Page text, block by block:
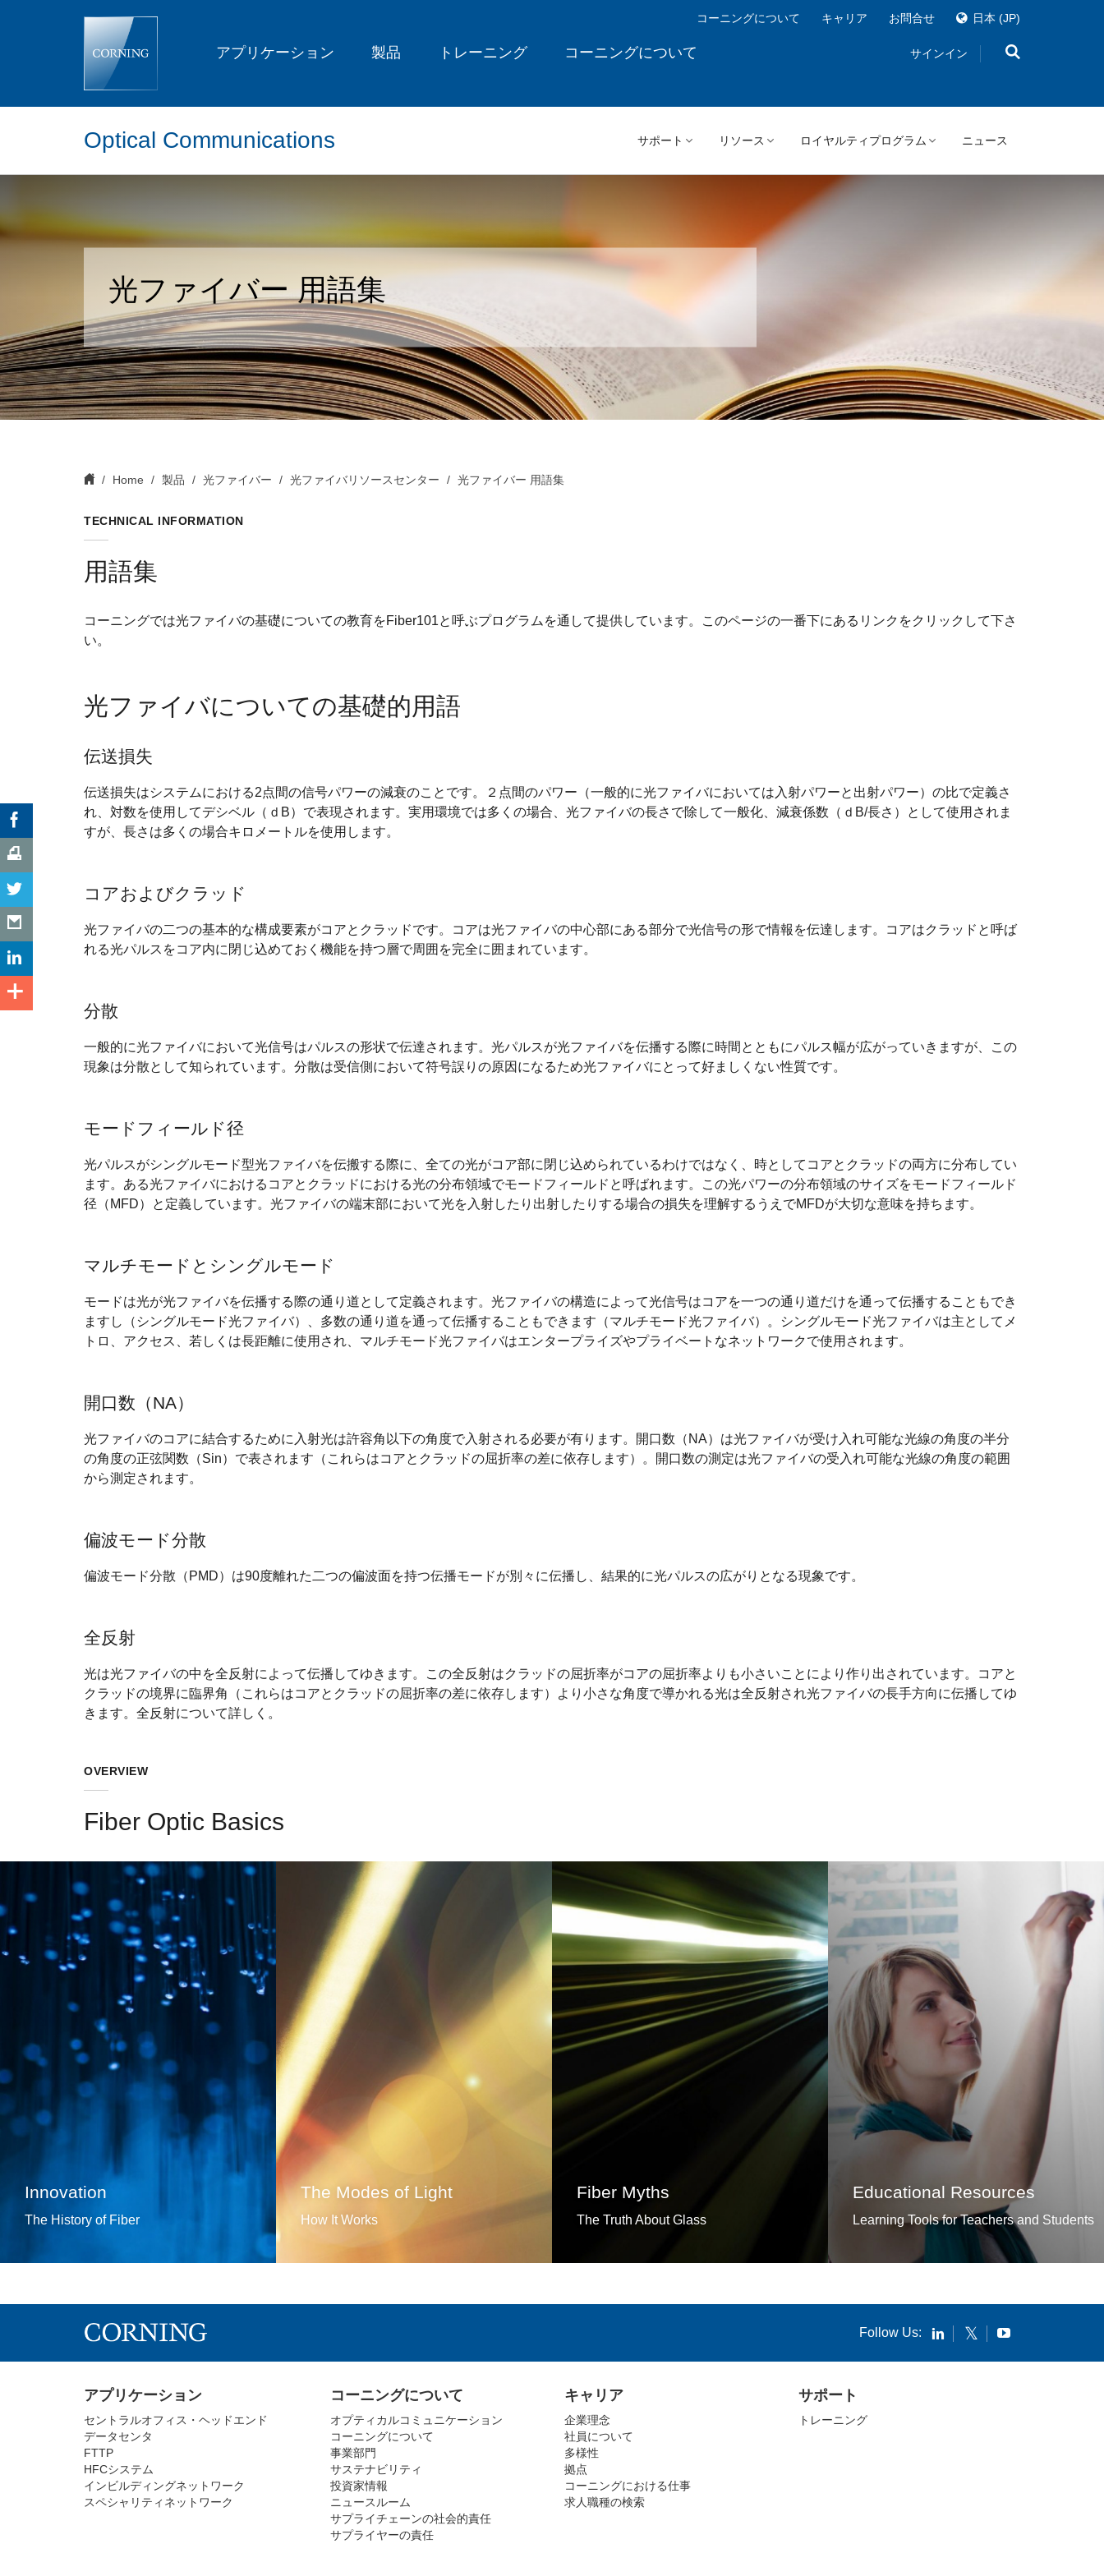
アプリケーション 製品 トレーニング コーニングについて
コーニングについて キャリア お問合せ 日本 (JP)
サインイン
Optical Communications サポート リソース ロイヤルティプログラム ニュース
光ファイバー 用語集
Home 製品 光ファイバー 光ファイバリソースセンター 光ファイバー 用語集
TECHNICAL INFORMATION
用語集
コーニングでは光ファイバの基礎についての教育をFiber101と呼ぶプログラムを通して提供しています。このページの一番下にあるリンクをクリックして下さ
い。
光ファイバについての基礎的用語
伝送損失
伝送損失はシステムにおける2点間の信号パワーの減衰のことです。２点間のパワー（一般的に光ファイバにおいては入射パワーと出射パワー）の比で定義さ
れ、対数を使用してデシベル（ｄB）で表現されます。実用環境では多くの場合、光ファイバの長さで除して一般化、減衰係数（ｄB/長さ）として使用されま
すが、長さは多くの場合キロメートルを使用します。
コアおよびクラッド
光ファイバの二つの基本的な構成要素がコアとクラッドです。コアは光ファイバの中心部にある部分で光信号の形で情報を伝達します。コアはクラッドと呼ば
れる光パルスをコア内に閉じ込めておく機能を持つ層で周囲を完全に囲まれています。
分散
一般的に光ファイバにおいて光信号はパルスの形状で伝達されます。光パルスが光ファイバを伝播する際に時間とともにパルス幅が広がっていきますが、この
現象は分散として知られています。分散は受信側において符号誤りの原因になるため光ファイバにとって好ましくない性質です。
モードフィールド径
光パルスがシングルモード型光ファイバを伝搬する際に、全ての光がコア部に閉じ込められているわけではなく、時としてコアとクラッドの両方に分布してい
ます。ある光ファイバにおけるコアとクラッドにおける光の分布領域でモードフィールドと呼ばれます。この光パワーの分布領域のサイズをモードフィールド
径（MFD）と定義しています。光ファイバの端末部において光を入射したり出射したりする場合の損失を理解するうえでMFDが大切な意味を持ちます。
マルチモードとシングルモード
モードは光が光ファイバを伝播する際の通り道として定義されます。光ファイバの構造によって光信号はコアを一つの通り道だけを通って伝播することもでき
ますし（シングルモード光ファイバ）、多数の通り道を通って伝播することもできます（マルチモード光ファイバ）。シングルモード光ファイバは主としてメ
トロ、アクセス、若しくは長距離に使用され、マルチモード光ファイバはエンタープライズやプライベートなネットワークで使用されます。
開口数（NA）
光ファイバのコアに結合するために入射光は許容角以下の角度で入射される必要が有ります。開口数（NA）は光ファイバが受け入れ可能な光線の角度の半分
の角度の正弦関数（Sin）で表されます（これらはコアとクラッドの屈折率の差に依存します）。開口数の測定は光ファイバの受入れ可能な光線の角度の範囲
から測定されます。
偏波モード分散
偏波モード分散（PMD）は90度離れた二つの偏波面を持つ伝播モードが別々に伝播し、結果的に光パルスの広がりとなる現象です。
全反射
光は光ファイバの中を全反射によって伝播してゆきます。この全反射はクラッドの屈折率がコアの屈折率よりも小さいことにより作り出されています。コアと
クラッドの境界に臨界角（これらはコアとクラッドの屈折率の差に依存します）より小さな角度で導かれる光は全反射され光ファイバの長手方向に伝播してゆ
きます。全反射について詳しく。
OVERVIEW
Fiber Optic Basics
Innovation
The History of Fiber
The Modes of Light
How It Works
Fiber Myths
The Truth About Glass
Educational Resources
Learning Tools for Teachers and Students
Follow Us:
アプリケーション
セントラルオフィス・ヘッドエンド
データセンタ
FTTP
HFCシステム
インビルディングネットワーク
スペシャリティネットワーク
コーニングについて
オプティカルコミュニケーション
コーニングについて
事業部門
サステナビリティ
投資家情報
ニュースルーム
サプライチェーンの社会的責任
サプライヤーの責任
キャリア
企業理念
社員について
多様性
拠点
コーニングにおける仕事
求人職種の検索
サポート
トレーニング